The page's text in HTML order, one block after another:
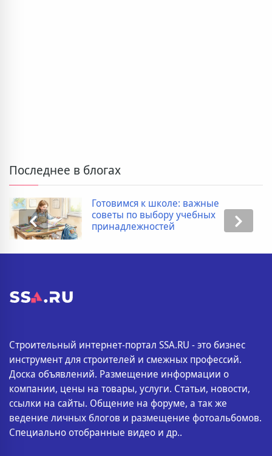
Последнее в блогах
Готовимся к школе: важные
советы по выбору учебных
принадлежностей
Строительный интернет-портал SSA.RU - это бизнес
инструмент для строителей и смежных профессий.
Доска объявлений. Размещение информации о
компании, цены на товары, услуги. Статьи, новости,
ссылки на сайты. Общение на форуме, а так же
ведение личных блогов и размещение фотоальбомов.
Специально отобранные видео и др..